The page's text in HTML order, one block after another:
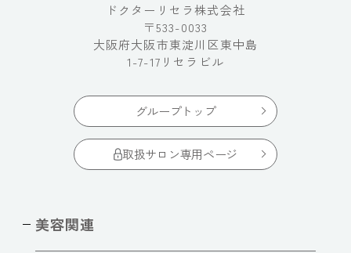
ドクターリセラ株式会社
〒533-0033
大阪府大阪市東淀川区東中島
1-7-17リセラビル
グループトップ
取扱サロン専用ページ
美容関連